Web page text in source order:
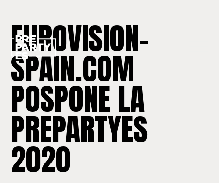
EUROVISION-
SPAIN.COM
POSPONE LA
PREPARTYES
2020